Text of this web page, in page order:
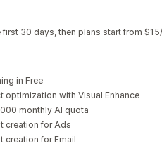
注目の投稿 関連投稿 ピン
first 30 days, then plans start from
in Free
optimization with Visual Enhance
monthly Al quota
creation for Ads
creation for Email